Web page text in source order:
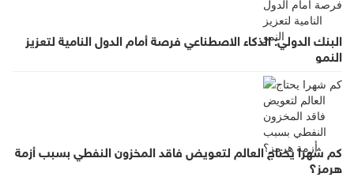
البنك الدولي: الذكاء الاصطناعي فرصة أمام الدول النامية لتعزيز
النمو
كم شهرا يحتاج العالم لتعويض فاقد المخزون النفطي بسبب أزمة
هرمز؟